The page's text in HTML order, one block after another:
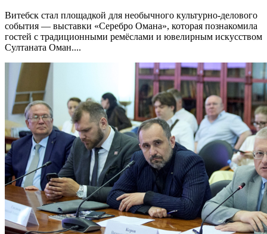
Витебск стал площадкой для необычного культурно-делового
события — выставки «Серебро Омана», которая познакомила
гостей с традиционными ремёслами и ювелирным искусством
Султаната Оман....